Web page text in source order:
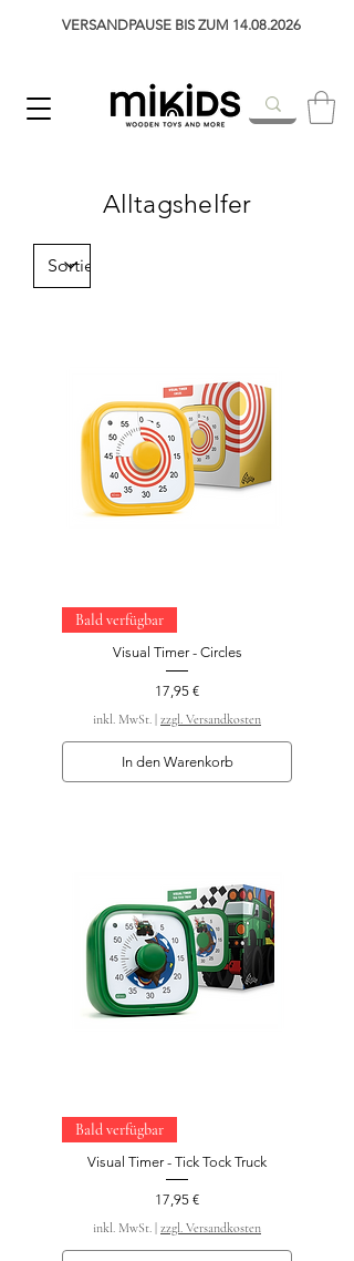
VERSANDPAUSE BIS ZUM 14.08.2026
Alltagshelfer
Bald verfügbar
Visual Timer - Circles
Preis
17,95 €
inkl. MwSt. | zzgl. Versandkosten
In den Warenkorb
Bald verfügbar
Visual Timer - Tick Tock Truck
Preis
17,95 €
inkl. MwSt. zzgl. Versandkosten